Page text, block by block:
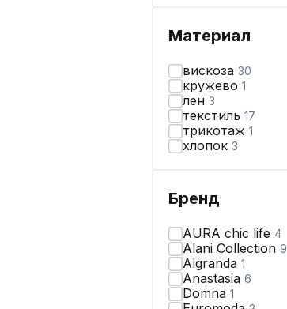
Материал
вискоза 30
кружево 1
лен 3
текстиль 17
трикотаж 1
хлопок 3
Бренд
AURA chic life 4
Alani Collection 9
Algranda 1
Anastasia 6
Domna 1